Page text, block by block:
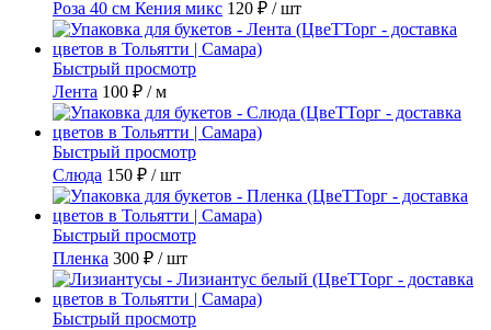
Роза 40 см Кения микс 120 ₽ / шт
Быстрый просмотр
Лента 100 ₽ / м
Быстрый просмотр
Слюда 150 ₽ / шт
Быстрый просмотр
Пленка 300 ₽ / шт
Быстрый просмотр